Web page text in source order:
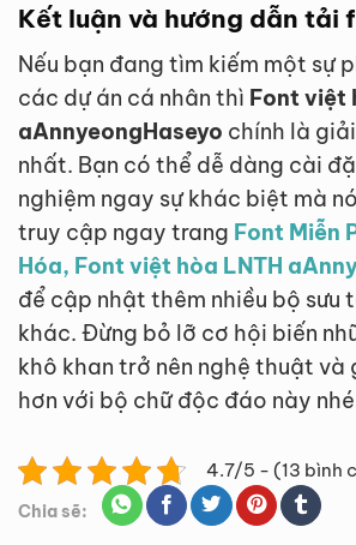
Kết luận và hướng dẫn tải
Nếu bạn đang tìm kiếm một sự
các dự án cá nhân thì Font việt
aAnnyeongHaseyo chính là
nhất. Bạn có thể dễ dàng cài
nghiệm ngay sự khác biệt mà
truy cập ngay trang Font Miễn
Hóa, Font việt hòa LNTH
để cập nhật thêm nhiều bộ sưu
khác. Đừng bỏ lỡ cơ hội biến
khô khan trở nên nghệ thuật và
hơn với bộ chữ độc đáo này
4.7/5 - (13 bình
Chia sẽ: